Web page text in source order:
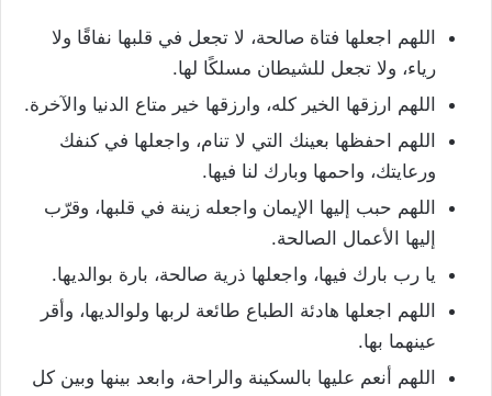
اللهم اجعلها فتاة صالحة، لا تجعل في قلبها نفاقًا ولا
رياء، ولا تجعل للشيطان مسلكًا لها.
اللهم ارزقها الخير كله، وارزقها خير متاع الدنيا والآخرة.
اللهم احفظها بعينك التي لا تنام، واجعلها في كنفك
ورعايتك، واحمها وبارك لنا فيها.
اللهم حبب إليها الإيمان واجعله زينة في قلبها، وقرّب
إليها الأعمال الصالحة.
يا رب بارك فيها، واجعلها ذرية صالحة، بارة بوالديها.
اللهم اجعلها هادئة الطباع طائعة لربها ولوالديها، وأقر
عينهما بها.
اللهم أنعم عليها بالسكينة والراحة، وابعد بينها وبين كل